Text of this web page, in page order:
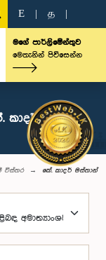
E த
මගේ පාර්ලිමේන්තුව
මෙතැනින් පිවිසෙන්න
කාදර් මස්තාන්
විස්තර ‍කේ. කාදර් මස්තාන්